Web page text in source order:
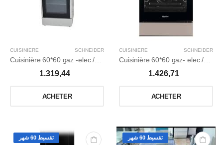
CUISINIERE SCHNEIDER
1.319,44
ACHETER
CUISINIERE SCHNEIDER
1.426,71
ACHETER
تقسيط 60 شهر تقسيط 60 شهر